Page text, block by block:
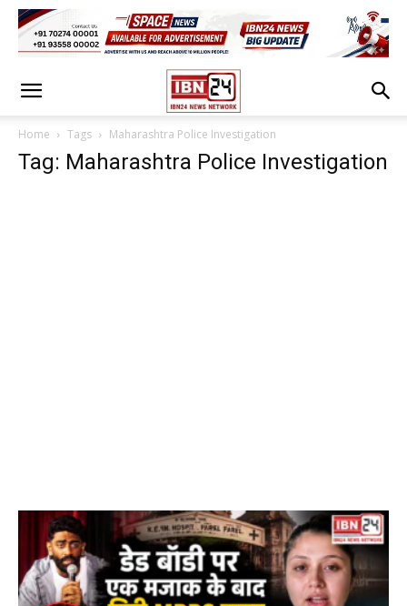
Home Tags Maharashtra Police Investigation
Tag: Maharashtra Police Investigation